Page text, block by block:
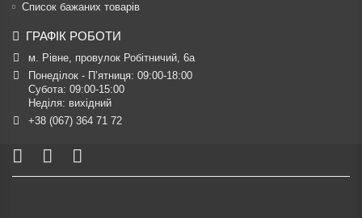
Список бажаних товарів
ГРАФІК РОБОТИ
м. Рівне, провулок Робітничий, 6а
Понеділок - П’ятниця: 09:00-18:00
Субота: 09:00-15:00
Неділя: вихідний
+38 (067) 364 71 72